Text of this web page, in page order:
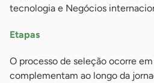
tecnologia e Negócios
Etapas
O processo de seleção ocorre
complementam ao longo da